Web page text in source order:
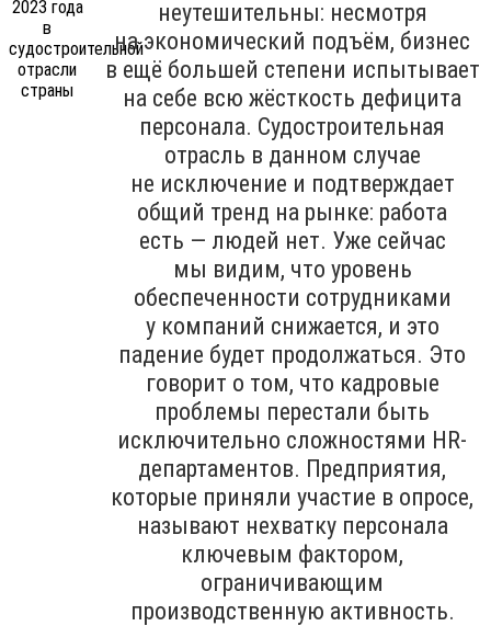
неутешительны: несмотря
на экономический подъём, бизнес
в ещё большей степени испытывает
на себе всю жёсткость дефицита
персонала. Судостроительная
отрасль в данном случае
не исключение и подтверждает
общий тренд на рынке: работа
есть — людей нет. Уже сейчас
мы видим, что уровень
обеспеченности сотрудниками
у компаний снижается, и это
падение будет продолжаться. Это
говорит о том, что кадровые
проблемы перестали быть
исключительно сложностями HR-
департаментов. Предприятия,
которые приняли участие в опросе,
называют нехватку персонала
ключевым фактором,
ограничивающим
производственную активность.